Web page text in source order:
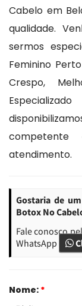
Cabelo em
qualidade.
sermos
Feminino
Crespo,
atendimento.
Gostaria de
Botox No
Fale conosco
WhatsApp
Nome: *